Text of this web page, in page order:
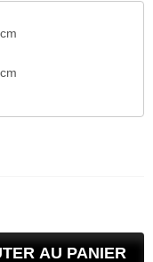
cm
cm
AU PANIER